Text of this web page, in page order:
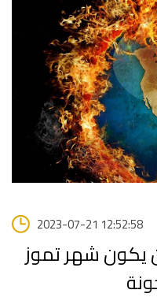
2023-07-21 12:52:58
يكون شهر تموز